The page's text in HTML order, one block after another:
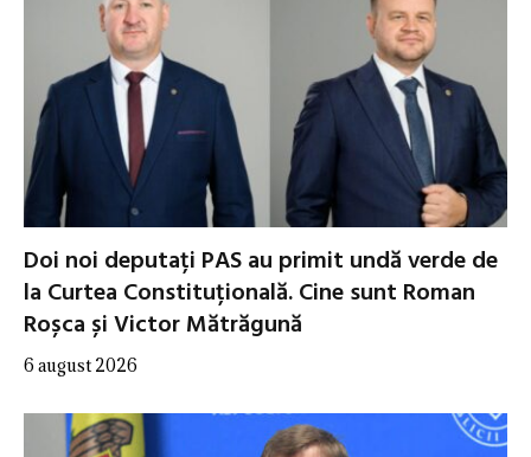
Doi noi deputați PAS au primit undă verde de
la Curtea Constituțională. Cine sunt Roman
Roșca și Victor Mătrăgună
6 august 2026